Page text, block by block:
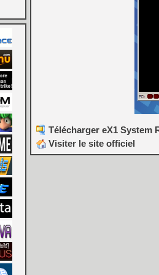
Télécharger eX1 System
Visiter le site officiel